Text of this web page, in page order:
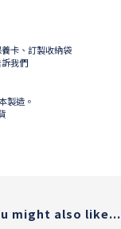
卡、訂製收納袋
我們
製造。
might also like...